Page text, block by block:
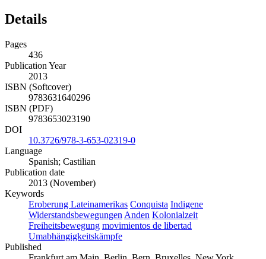
Details
Pages
436
Publication Year
2013
ISBN (Softcover)
9783631640296
ISBN (PDF)
9783653023190
DOI
10.3726/978-3-653-02319-0
Language
Spanish; Castilian
Publication date
2013 (November)
Keywords
Eroberung Lateinamerikas Conquista Indigene
Widerstandsbewegungen Anden Kolonialzeit
Freiheitsbewegung movimientos de libertad
Umabhängigkeitskämpfe
Published